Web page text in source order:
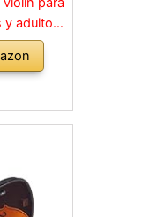
y adultos,
colofonia,
soporte
abeto